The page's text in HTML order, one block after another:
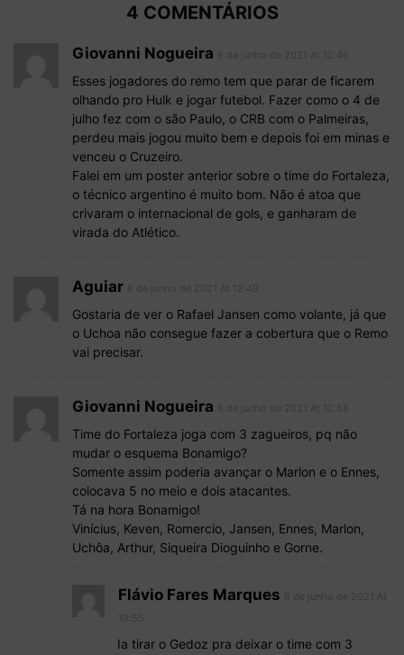
4 COMENTÁRIOS
Giovanni Nogueira
Esses jogadores do remo tem que parar de ficarem
olhando pro Hulk e jogar futebol. Fazer como o 4 de
julho fez com o são Paulo, o CRB com o Palmeiras,
perdeu mais jogou muito bem e depois foi em minas e
venceu o Cruzeiro.
Falei em um poster anterior sobre o time do Fortaleza,
o técnico argentino é muito bom. Não é atoa que
crivaram o internacional de gols, e ganharam de
virada do Atlético.
Aguiar
Gostaria de ver o Rafael Jansen como volante, já que
o Uchoa não consegue fazer a cobertura que o Remo
vai precisar.
Giovanni Nogueira
Time do Fortaleza joga com 3 zagueiros, pq não
mudar o esquema Bonamigo?
Somente assim poderia avançar o Marlon e o Ennes,
colocava 5 no meio e dois atacantes.
Tá na hora Bonamigo!
Vinícius, Keven, Romercio, Jansen, Ennes, Marlon,
Uchôa, Arthur, Siqueira Dioguinho e Gorne.
Flávio Fares Marques
Ia tirar o Gedoz pra deixar o time com 3